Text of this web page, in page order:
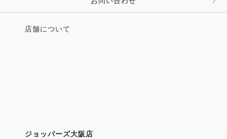
店舗について
ジョッパーズ大阪店